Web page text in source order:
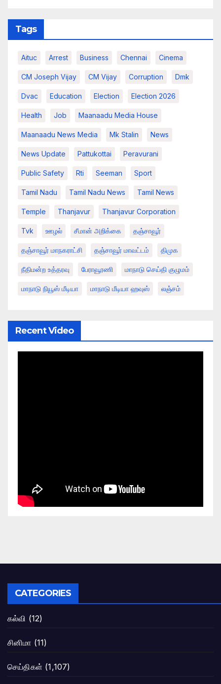
Tags
Aituc Arrest Business Chennai Cinema
CM Joseph Vijay CM Vijay Corruption Dmk
Dvac Education Election Election 2026
Health Job Maanaadu Media House
Maanaadu News Media Mk Stalin News
News Update Pattukottai Peravurani
Public Safety Rti Seeman Sport
Tamil Nadu Tamil Nadu News Tamil News
Temple Thanjavur Thanjavur Corporation
Tvk ஊழல் சீமான் அறிக்கை தஞ்சாவூர்
தஞ்சாவூர் மாநகராட்சி தஞ்சாவூர் மாவட்டம் திமுக
நீதிமன்ற உத்தரவு பேராவூரணி மாநாடு செய்தி குழுமம்
மாநாடு நியூஸ் மீடியா மாநாடு மீடியா ஹவுஸ் லஞ்சம்
Recent Video
CATEGORIES
கல்வி (12)
சினிமா (11)
செய்திகள் (1,107)